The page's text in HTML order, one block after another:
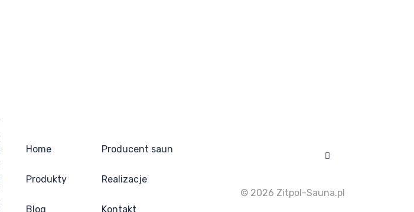
Home Producent saun
Produkty Realizacje
Blog Kontakt
© 2026 Zitpol-Sauna.pl